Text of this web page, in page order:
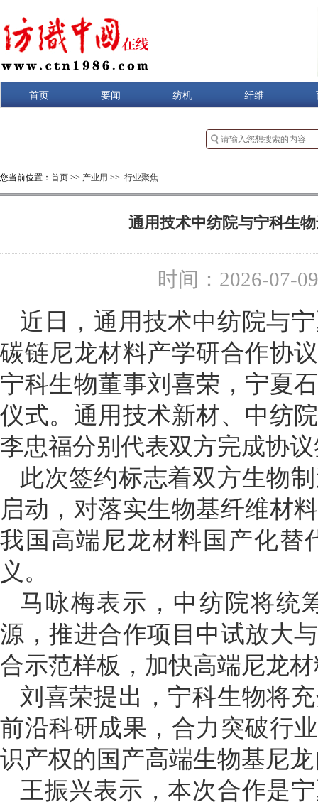
首页 要闻 纺机 纤维
您当前位置： 首页 >> 产业用 >> 行业聚焦
通用技术中纺院与宁科生
时间：2026-07-
近日，通用技术中纺院与
碳链尼龙材料产学研合作协
宁科生物董事刘喜荣，宁夏
仪式。通用技术新材、中纺
李忠福分别代表双方完成协
此次签约标志着双方生物
启动，对落实生物基纤维材
我国高端尼龙材料国产化替
义。
马咏梅表示，中纺院将统
源，推进合作项目中试放大
合示范样板，加快高端尼龙
刘喜荣提出，宁科生物将
前沿科研成果，合力突破行
识产权的国产高端生物基尼
王振兴表示，本次合作是